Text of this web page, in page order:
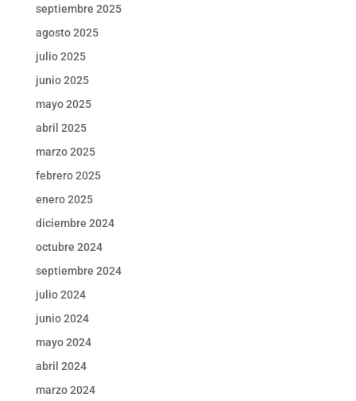
septiembre 2025
agosto 2025
julio 2025
junio 2025
mayo 2025
abril 2025
marzo 2025
febrero 2025
enero 2025
diciembre 2024
octubre 2024
septiembre 2024
julio 2024
junio 2024
mayo 2024
abril 2024
marzo 2024